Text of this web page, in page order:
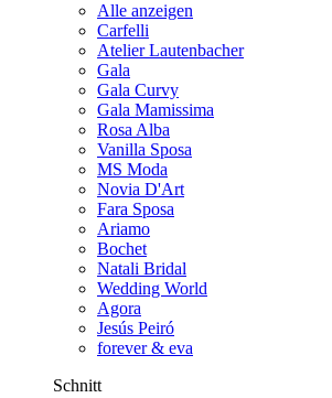
Alle anzeigen
Carfelli
Atelier Lautenbacher
Gala
Gala Curvy
Gala Mamissima
Rosa Alba
Vanilla Sposa
MS Moda
Novia D'Art
Fara Sposa
Ariamo
Bochet
Natali Bridal
Wedding World
Agora
Jesús Peiró
forever & eva
Schnitt